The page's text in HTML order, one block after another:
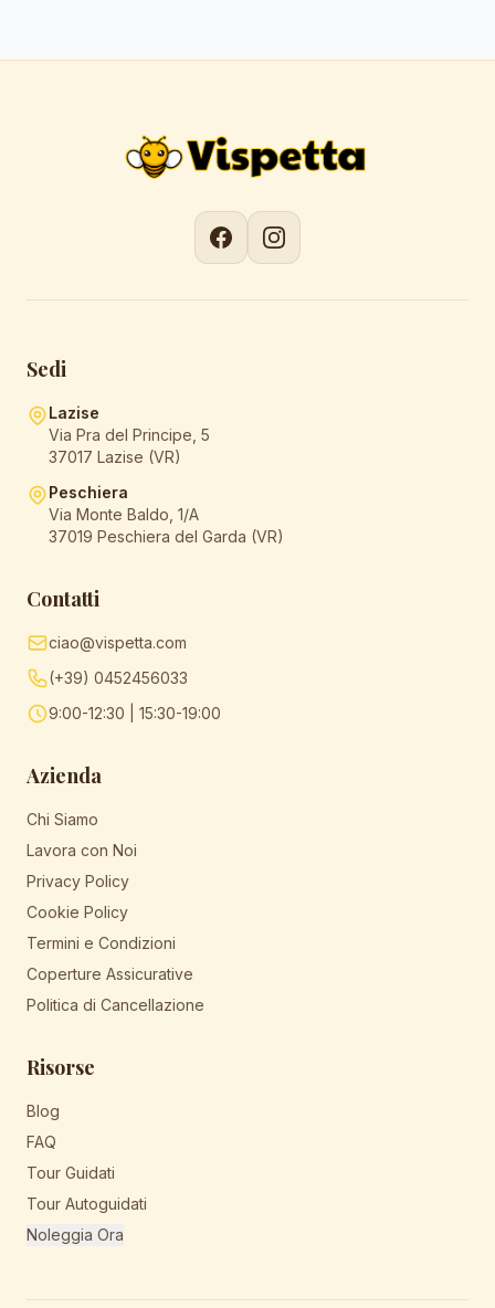
Sedi
Lazise
Via Pra del Principe, 5
37017 Lazise (VR)
Peschiera
Via Monte Baldo, 1/A
37019 Peschiera del Garda (VR)
Contatti
ciao@vispetta.com
(+39) 0452456033
9:00-12:30 | 15:30-19:00
Azienda
Chi Siamo
Lavora con Noi
Privacy Policy
Cookie Policy
Termini e Condizioni
Coperture Assicurative
Politica di Cancellazione
Risorse
Blog
FAQ
Tour Guidati
Tour Autoguidati
Noleggia Ora